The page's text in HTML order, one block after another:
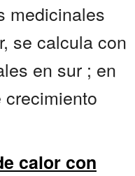
medicinales
se calcula con
en sur ; en
calor con